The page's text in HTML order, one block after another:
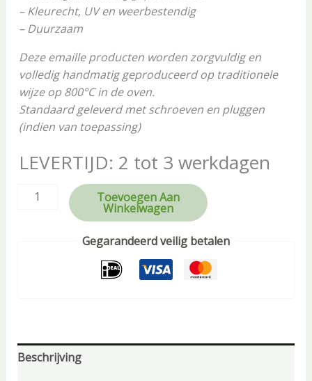
– Kleurecht, UV en weerbestendig
– Duurzaam
Deze emaille producten worden zorgvuldig en
volledig handmatig geproduceerd op traditionele
wijze op 800°C in de oven.
Standaard geleverd met schroeven en pluggen
(indien van toepassing)
LEVERTIJD: 2 tot 3 werkdagen
Toevoegen Aan
Winkelwagen
Gegarandeerd veilig betalen
Beschrijving